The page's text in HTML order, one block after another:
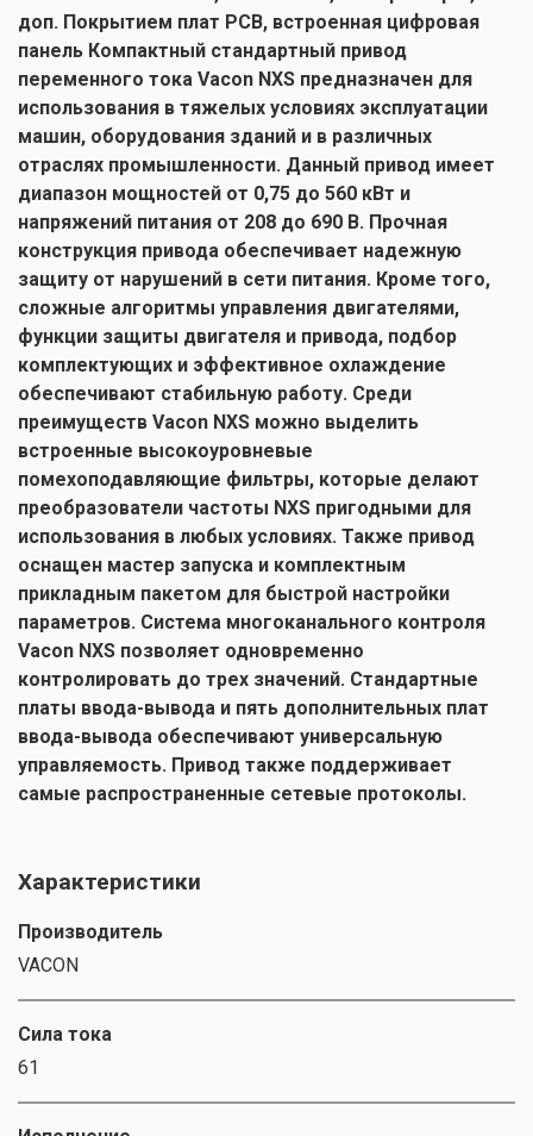
доп. Покрытием плат PCB, встроенная цифровая
панель Компактный стандартный привод
переменного тока Vacon NXS предназначен для
использования в тяжелых условиях эксплуатации
машин, оборудования зданий и в различных
отраслях промышленности. Данный привод имеет
диапазон мощностей от 0,75 до 560 кВт и
напряжений питания от 208 до 690 В. Прочная
конструкция привода обеспечивает надежную
защиту от нарушений в сети питания. Кроме того,
сложные алгоритмы управления двигателями,
функции защиты двигателя и привода, подбор
комплектующих и эффективное охлаждение
обеспечивают стабильную работу. Среди
преимуществ Vacon NXS можно выделить
встроенные высокоуровневые
помехоподавляющие фильтры, которые делают
преобразователи частоты NXS пригодными для
использования в любых условиях. Также привод
оснащен мастер запуска и комплектным
прикладным пакетом для быстрой настройки
параметров. Система многоканального контроля
Vacon NXS позволяет одновременно
контролировать до трех значений. Стандартные
платы ввода-вывода и пять дополнительных плат
ввода-вывода обеспечивают универсальную
управляемость. Привод также поддерживает
самые распространенные сетевые протоколы.
Характеристики
Производитель
VACON
Сила тока
61